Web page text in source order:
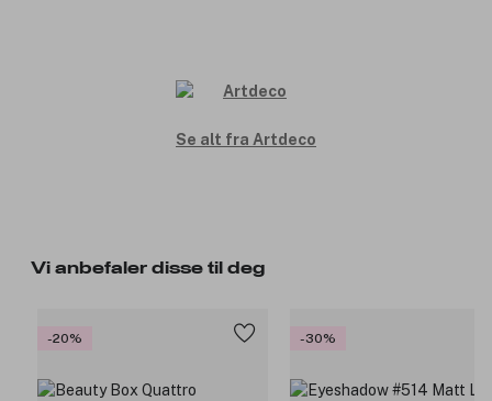
Se alt fra Artdeco
Vi anbefaler disse til deg
-20% -30%